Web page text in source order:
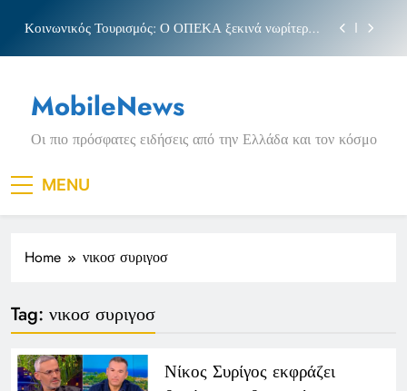
content
Κοινωνικός Τουρισμός: Ο ΟΠΕΚΑ ξεκινά νωρίτερα
Νέα Κρήτη: Σαρακήνικο και η φράση «Κρήτη
ΟΦΗ»
Πριγκιπάτο Στάδιο
Κοινωνικός Τουρισμός: Ο ΟΠΕΚΑ ξεκινά νωρίτερα
τις αιτήσεις
Μπέσσυ αργυράκη
Νέα Κρήτη: Σαρακήνικο και η φράση «Κρήτη
MobileNews
Οι πιο πρόσφατες ειδήσεις από την Ελλάδα και τον κόσμο
MENU
Home νικοσ συριγοσ
Tag: νικοσ συριγοσ
Νίκος Συρίγος εκφράζει